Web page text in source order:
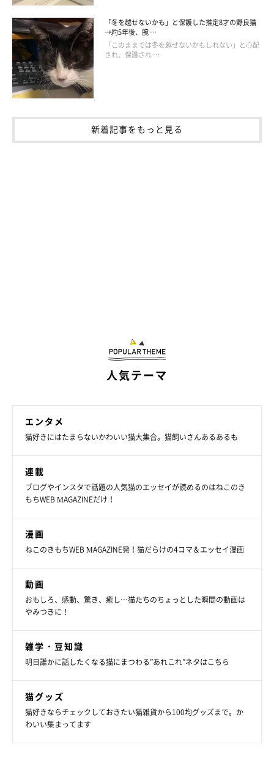
「冬を越せないかも」と保護した推定8才の野良猫
→約5年後、腕 …
「このままでは冬を越せないかもしれない」と心配
され、保護され …
新着記事をもっと見る
人気テーマ
エンタメ
猫好きにはたまらないかわいい猫大集合。猫飼いさんあるあるも
連載
ブログやインスタで話題の人気猫のエッセイが読めるのはねこのき
もちWEB MAGAZINEだけ！
漫画
ねこのきもちWEB MAGAZINE発！猫だらけの4コマ＆エッセイ漫画
動画
おもしろ、感動、驚き、癒し…猫たちのちょっとした瞬間の動画は
やみつきに！
雑学・豆知識
明日誰かに話したくなる猫にまつわる”あれこれ”ネタはこちら
猫グッズ
猫好きならチェックしておきたい猫雑貨から100均グッズまで。か
わいい集まってます